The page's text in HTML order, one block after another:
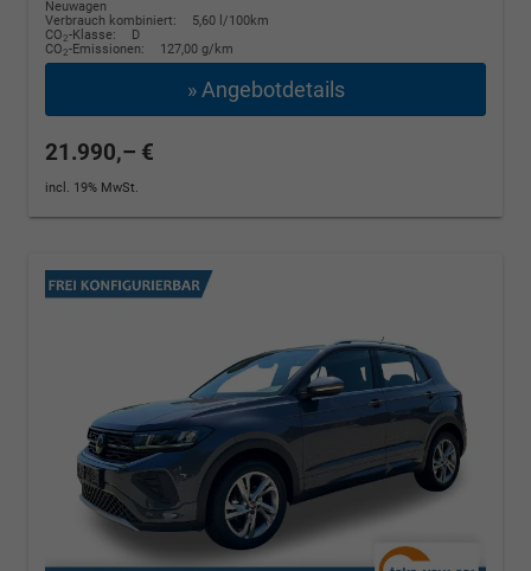
Neuwagen
Verbrauch kombiniert:
5,60 l/100km
CO2-Klasse:
D
CO2-Emissionen: 127,00 g/km
» Angebotdetails
21.990,– €
incl. 19% MwSt.